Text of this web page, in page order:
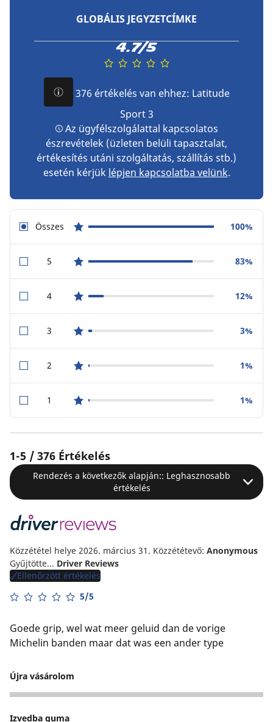
GLOBÁLIS JEGYZETCÍMKE
4.7/5
376 értékelés van ehhez: Latitude
Sport 3
Az ügyfélszolgálattal kapcsolatos
észrevételek (üzleten belüli tapasztalat,
értékesítés utáni szolgáltatás, szállítás stb.)
esetén kérjük lépjen kapcsolatba velünk.
Összesstar reviews 100%
5star reviews 83%
4star reviews 12%
3star reviews 3%
2star reviews 1%
1star reviews 1%
1-5 / 376 Értékelés
Rendezés a következők alapján:: Leghasznosabb
értékelés
Közzététel helye 2026. március 31. Közzététevő: Anonymous
Gyűjtötte... Driver Reviews
Ellenőrzött értékelés
5/5
Goede grip, wel wat meer geluid dan de vorige
Michelin banden maar dat was een ander type
Újra vásárolom
4
Izvedba guma